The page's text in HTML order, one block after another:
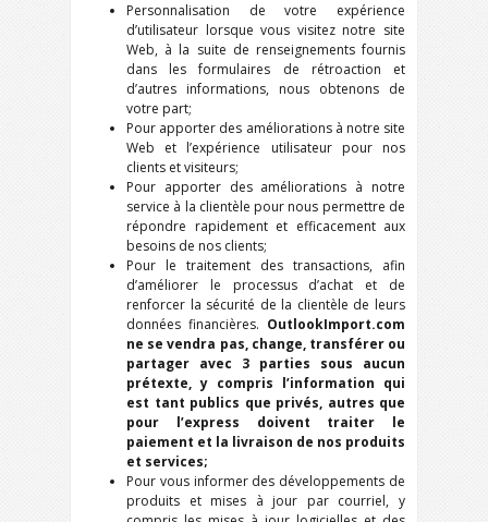
Personnalisation de votre expérience
d’utilisateur lorsque vous visitez notre site
Web, à la suite de renseignements fournis
dans les formulaires de rétroaction et
d’autres informations, nous obtenons de
votre part;
Pour apporter des améliorations à notre site
Web et l’expérience utilisateur pour nos
clients et visiteurs;
Pour apporter des améliorations à notre
service à la clientèle pour nous permettre de
répondre rapidement et efficacement aux
besoins de nos clients;
Pour le traitement des transactions, afin
d’améliorer le processus d’achat et de
renforcer la sécurité de la clientèle de leurs
données financières. OutlookImport.com
ne se vendra pas, change, transférer ou
partager avec 3 parties sous aucun
prétexte, y compris l’information qui
est tant publics que privés, autres que
pour l’express doivent traiter le
paiement et la livraison de nos produits
et services;
Pour vous informer des développements de
produits et mises à jour par courriel, y